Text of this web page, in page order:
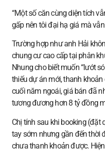
“Một số căn cùng diện tích
gấp nên tôi đại hạ giá mà
Trường hợp như anh Hải
chung cư cao cấp tại phân
Nhung cho biết muốn “lướt
thiếu dự án mới, thanh
cuối năm ngoái, giá bán đã
tương đương hơn 8 tỷ đồng
Chị tính sau khi booking (đặt
tay sớm nhưng gần đến thời
chưa thanh khoản được.